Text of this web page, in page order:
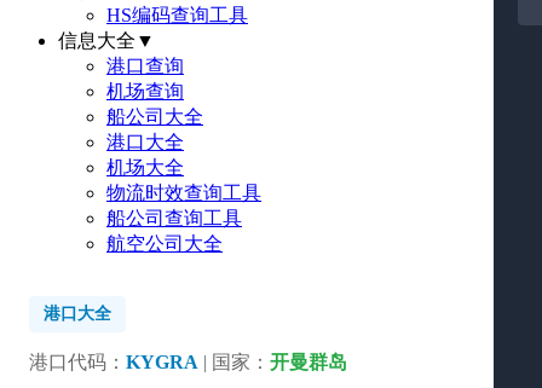
HS编码查询工具
信息大全 ▼
港口查询
机场查询
船公司大全
港口大全
机场大全
物流时效查询工具
船公司查询工具
航空公司大全
港口大全
港口代码： KYGRA | 国家： 开曼群岛